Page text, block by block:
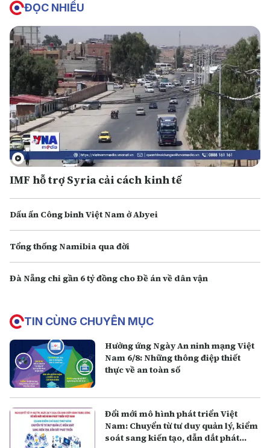
TIN CÙNG CHUYÊN MỤC
Hưởng ứng Ngày An ninh mạng Việt
Nam 6/8: Những thông điệp thiết
thực về an toàn số
Đổi mới mô hình phát triển Việt
Nam: Chuyển từ tư duy quản lý, kiểm
soát sang kiến tạo, dẫn dắt phát
ĐỌC NHIỀU
IMF hỗ trợ Syria cải cách kinh tế
Dấu ấn Công binh Việt Nam ở Abyei
Tổng thống Namibia qua đời
Đà Nẵng chi gần 6 tỷ đồng cho Đề án về dân vận